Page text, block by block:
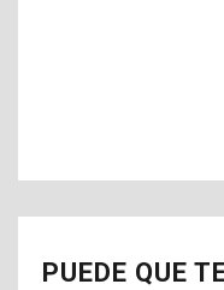
PUEDE QUE